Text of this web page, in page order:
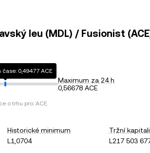
leu (MDL) / Fusionist
0,49477 ACE
Maximum za 24 h
0,56678 ACE
o trhu pro: ACE.
Historické minimum
L1,0704
Tržní
L217 503